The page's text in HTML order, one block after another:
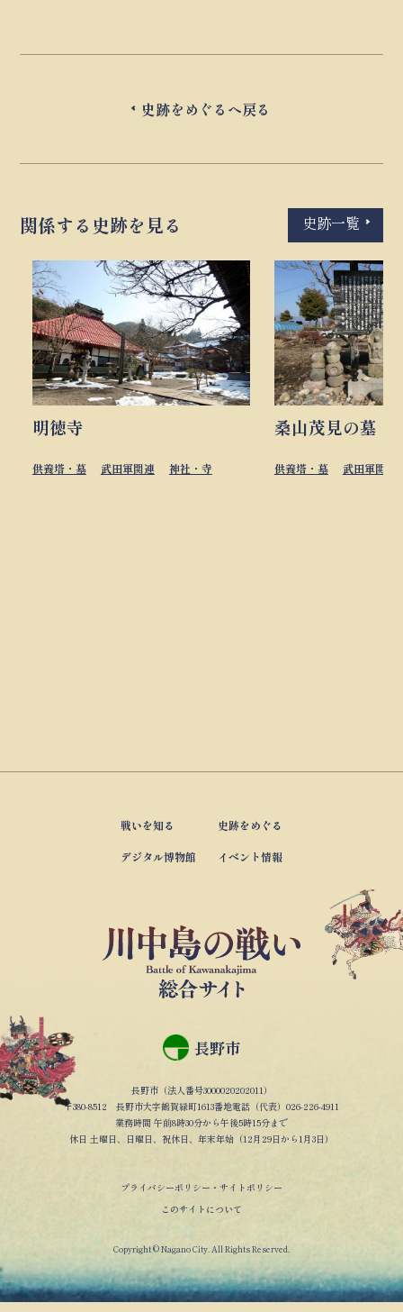
史跡をめぐるへ戻る
関係する史跡を見る 史跡一覧
明徳寺
供養塔・墓 武田軍関連 神社・寺
桑山茂見の墓（
供養塔・墓 武田軍関連
戦いを知る 史跡をめぐる
デジタル博物館 イベント情報
長野市
長野市（法人番号3000020202011）
〒380-8512 長野市大字鶴賀緑町1613番地電話（代表）026-226-4911
業務時間 午前8時30分から午後5時15分まで
休日 土曜日、日曜日、祝休日、年末年始（12月29日から1月3日）
プライバシーポリシー・サイトポリシー
このサイトについて
Copyright © Nagano City. All Rights Reserved.